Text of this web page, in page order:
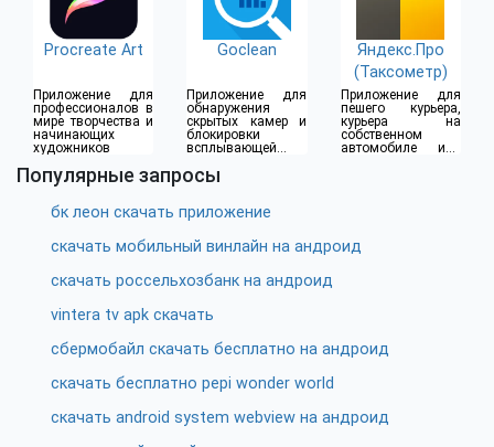
Procreate Art
Приложение для
профессионалов в
мире творчества и
начинающих
художников
Goclean
Приложение для
обнаружения
скрытых камер и
блокировки
всплывающей
Яндекс.Про
(Таксометр)
Приложение для
пешего курьера,
курьера на
собственном
автомобиле или
Популярные запросы
бк леон скачать приложение
скачать мобильный винлайн на андроид
скачать россельхозбанк на андроид
vintera tv apk скачать
сбермобайл скачать бесплатно на андроид
скачать бесплатно pepi wonder world
скачать android system webview на андроид